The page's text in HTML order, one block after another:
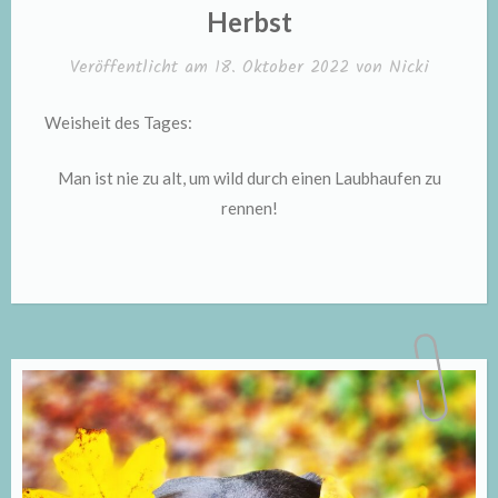
Herbst
Veröffentlicht am 18. Oktober 2022 von Nicki
Weisheit des Tages:
Man ist nie zu alt, um wild durch einen Laubhaufen zu
rennen!